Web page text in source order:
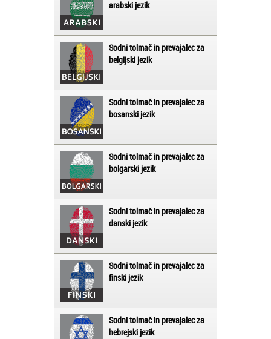
arabski jezik
Sodni tolmač in prevajalec za
belgijski jezik
Sodni tolmač in prevajalec za
bosanski jezik
Sodni tolmač in prevajalec za
bolgarski jezik
Sodni tolmač in prevajalec za
danski jezik
Sodni tolmač in prevajalec za
finski jezik
Sodni tolmač in prevajalec za
hebrejski jezik